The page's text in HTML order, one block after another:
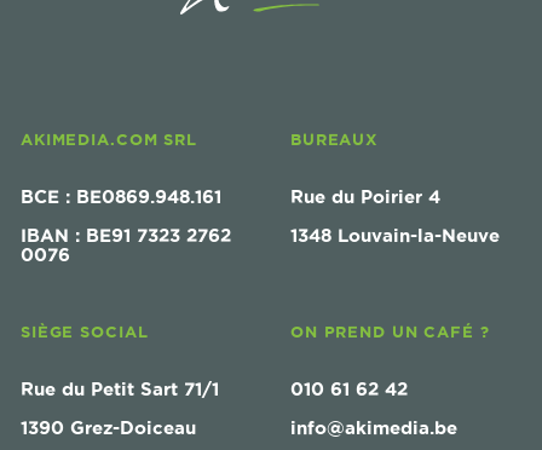
AKIMEDIA.COM SRL
BCE : BE0869.948.161
IBAN : BE91 7323 2762
0076
BUREAUX
Rue du Poirier 4
1348 Louvain-la-Neuve
SIÈGE SOCIAL
Rue du Petit Sart 71/1
1390 Grez-Doiceau
ON PREND UN CAFÉ ?
010 61 62 42
info@akimedia.be